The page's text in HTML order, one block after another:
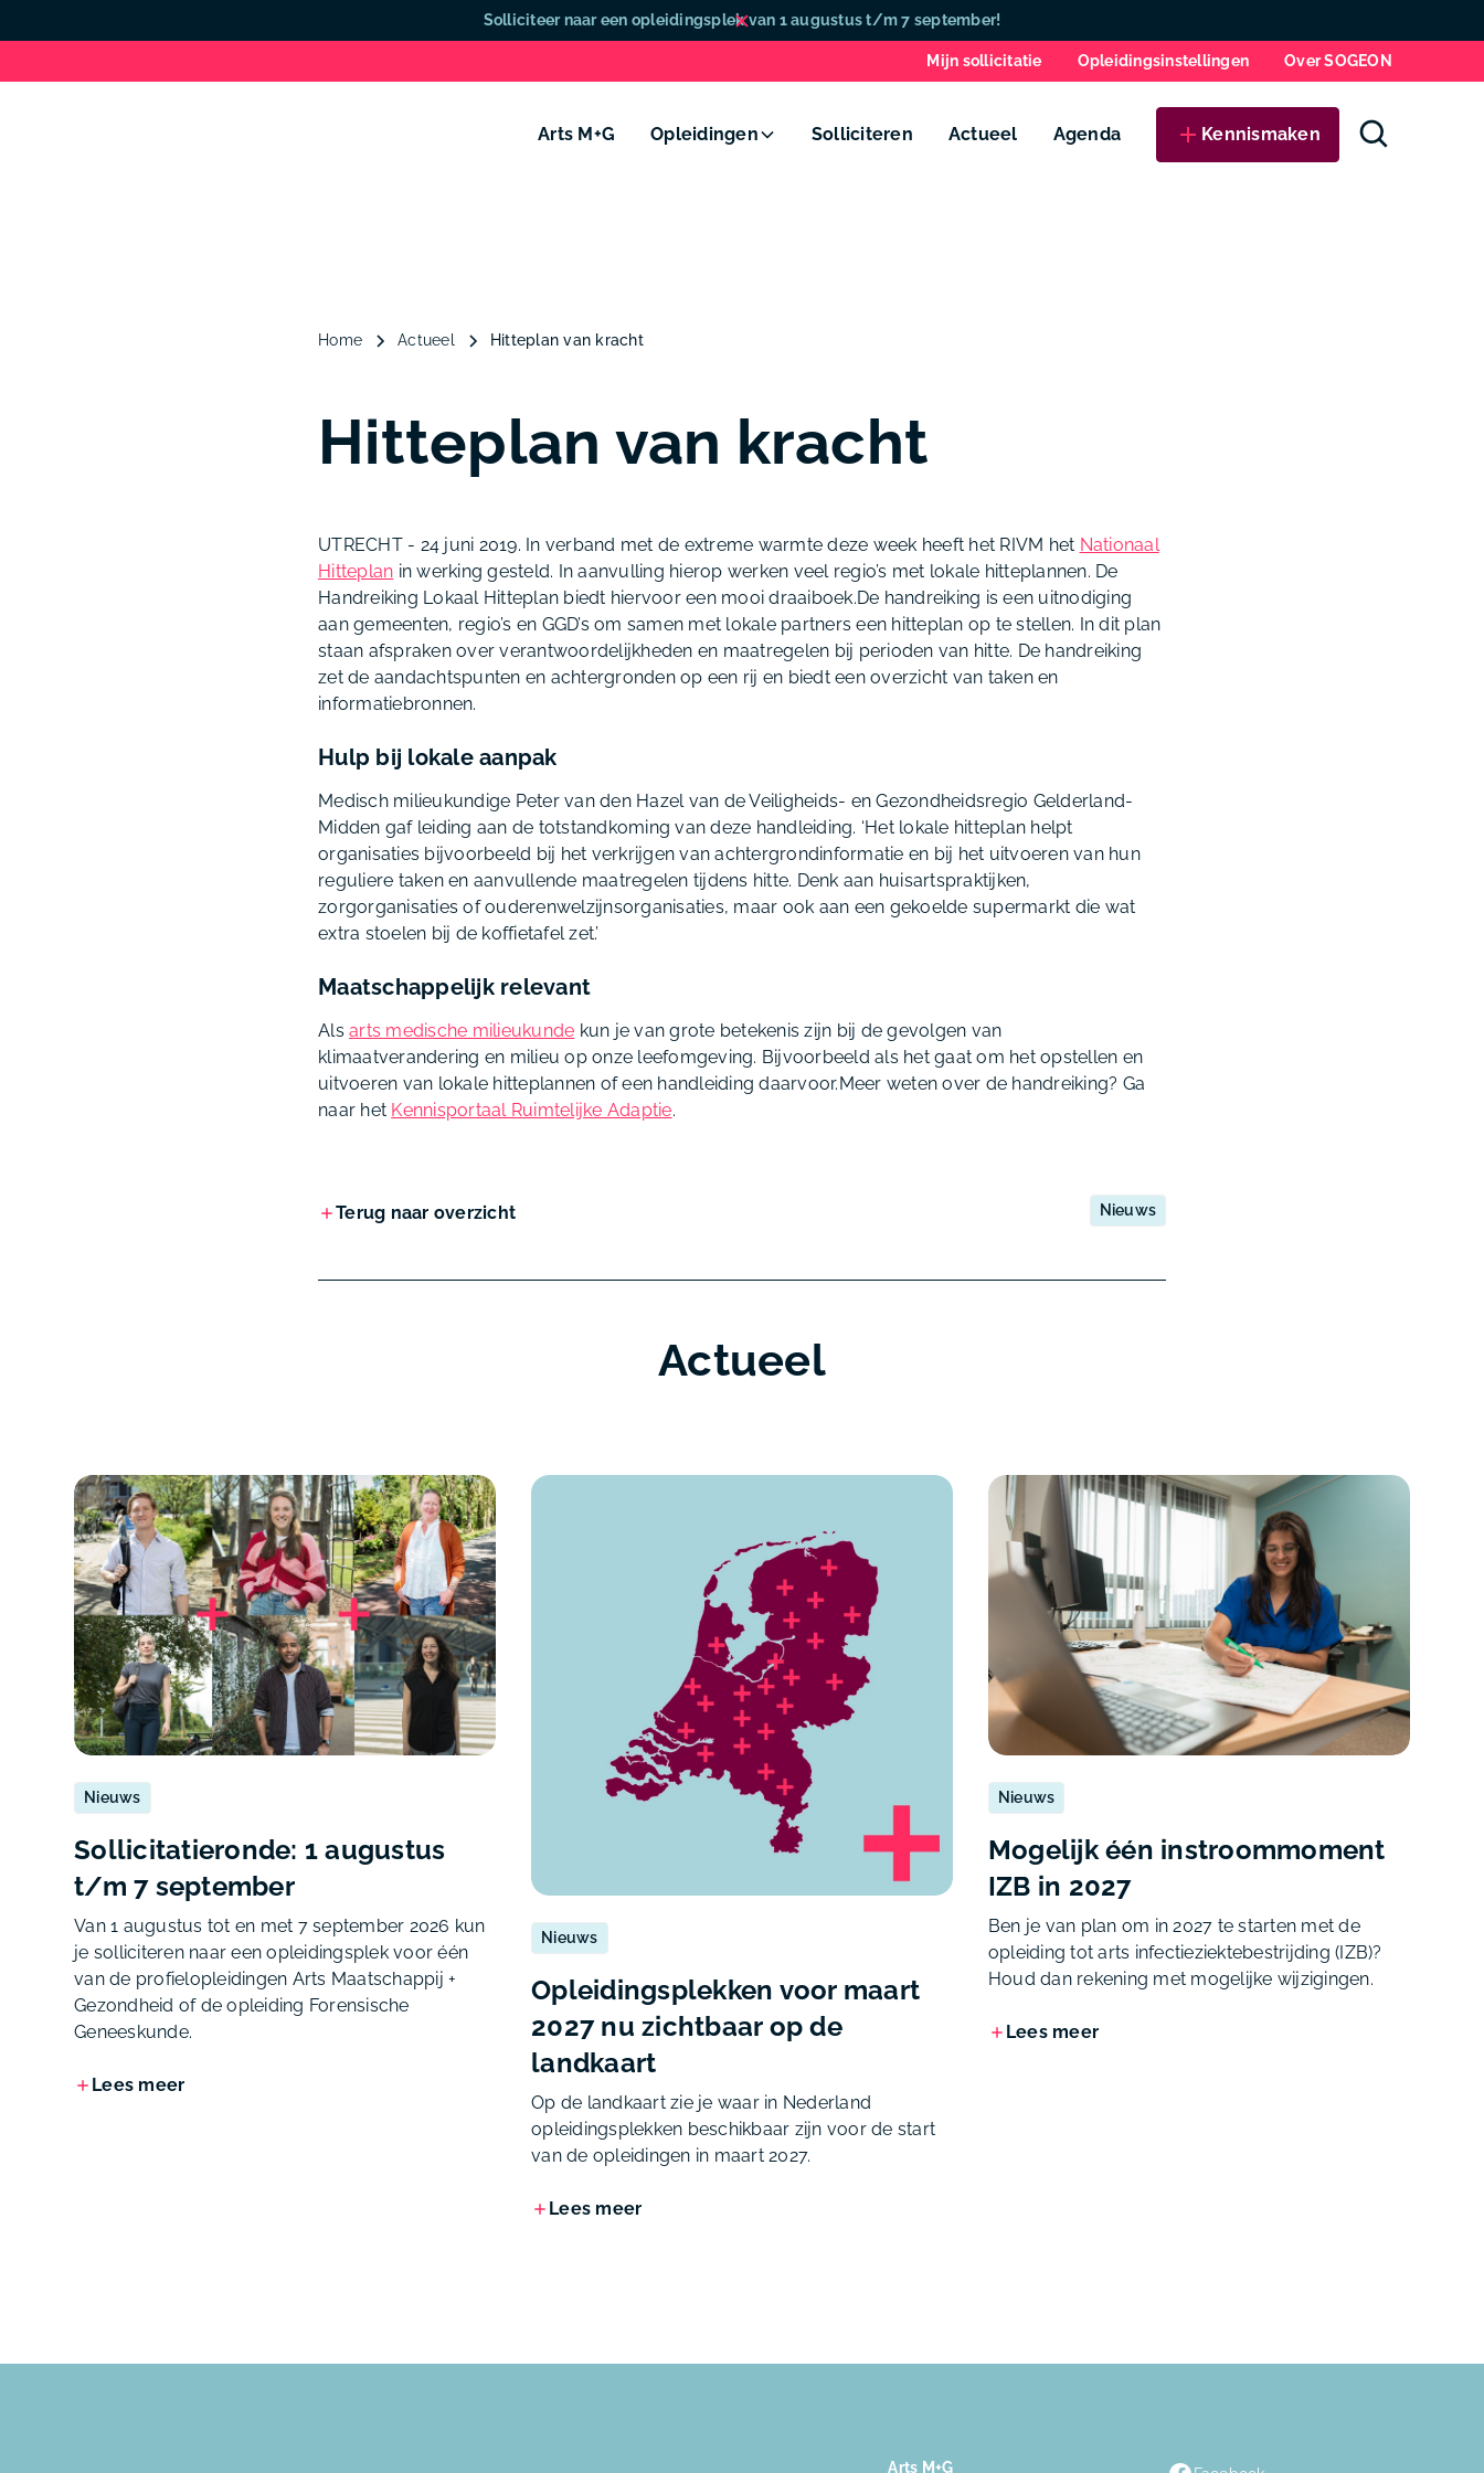
Solliciteer naar een opleidingsplek van 1 augustus t/m 7 september!
Mijn sollicitatie Opleidingsinstellingen Over SOGEON
Arts M+G Opleidingen Solliciteren Actueel Agenda Kennismaken
Home Actueel Hitteplan van kracht
Hitteplan van kracht
UTRECHT - 24 juni 2019. In verband met de extreme warmte deze week heeft het RIVM het Nationaal
Hitteplan in werking gesteld. In aanvulling hierop werken veel regio’s met lokale hitteplannen. De
Handreiking Lokaal Hitteplan biedt hiervoor een mooi draaiboek.De handreiking is een uitnodiging
aan gemeenten, regio’s en GGD’s om samen met lokale partners een hitteplan op te stellen. In dit plan
staan afspraken over verantwoordelijkheden en maatregelen bij perioden van hitte. De handreiking
zet de aandachtspunten en achtergronden op een rij en biedt een overzicht van taken en
informatiebronnen.
Hulp bij lokale aanpak
Medisch milieukundige Peter van den Hazel van de Veiligheids- en Gezondheidsregio Gelderland-
Midden gaf leiding aan de totstandkoming van deze handleiding. ‘Het lokale hitteplan helpt
organisaties bijvoorbeeld bij het verkrijgen van achtergrondinformatie en bij het uitvoeren van hun
reguliere taken en aanvullende maatregelen tijdens hitte. Denk aan huisartspraktijken,
zorgorganisaties of ouderenwelzijnsorganisaties, maar ook aan een gekoelde supermarkt die wat
extra stoelen bij de koffietafel zet.’
Maatschappelijk relevant
Als arts medische milieukunde kun je van grote betekenis zijn bij de gevolgen van
klimaatverandering en milieu op onze leefomgeving. Bijvoorbeeld als het gaat om het opstellen en
uitvoeren van lokale hitteplannen of een handleiding daarvoor.Meer weten over de handreiking? Ga
naar het Kennisportaal Ruimtelijke Adaptie.
Terug naar overzicht Nieuws
Actueel
Nieuws
Sollicitatieronde: 1 augustus
t/m 7 september
Van 1 augustus tot en met 7 september 2026 kun
je solliciteren naar een opleidingsplek voor één
van de profielopleidingen Arts Maatschappij +
Gezondheid of de opleiding Forensische
Geneeskunde.
Lees meer
Nieuws
Opleidingsplekken voor maart
2027 nu zichtbaar op de
landkaart
Op de landkaart zie je waar in Nederland
opleidingsplekken beschikbaar zijn voor de start
van de opleidingen in maart 2027.
Lees meer
Nieuws
Mogelijk één instroommoment
IZB in 2027
Ben je van plan om in 2027 te starten met de
opleiding tot arts infectieziektebestrijding (IZB)?
Houd dan rekening met mogelijke wijzigingen.
Lees meer
Arts M+G